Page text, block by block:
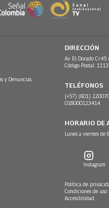
y Denuncias
DIRECCIÓN
Av. El Dorado Cr.45
Código Postal:
TELÉFONOS
(+57) (601)
018000123414
HORARIO DE
Lunes a viernes de
Instagram
Política de
Condiciones de uso
Accesibilidad